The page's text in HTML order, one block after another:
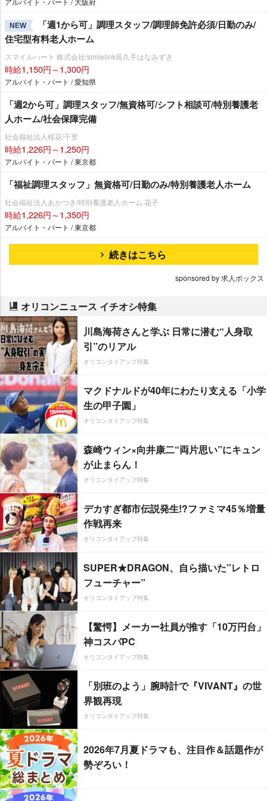
NEW
「週1から可」調理スタッフ/調理師免許必須/日勤のみ/
住宅型有料老人ホーム
スマイルハート 株式会社/smilelink長久手はなみずき
時給1,150円～1,300円
アルバイト・パート / 愛知県
「週2から可」調理スタッフ/無資格可/シフト相談可/特別養護老
人ホーム/社会保障完備
社会福祉法人桜花/千里
時給1,226円～1,250円
アルバイト・パート / 東京都
「福祉調理スタッフ」無資格可/日勤のみ/特別養護老人ホーム
社会福祉法人あかつき/特別養護老人ホーム 花子
時給1,226円～1,350円
アルバイト・パート / 東京都
続きはこちら
sponsored by 求人ボックス
オリコンニュース イチオシ特集
川島海荷さんと学ぶ 日常に潜む“人身取
引”のリアル
オリコンタイアップ特集
マクドナルドが40年にわたり支える「小学
生の甲子園」
オリコンタイアップ特集
森崎ウィン×向井康二“両片思い”にキュン
が止まらん！
オリコンタイアップ特集
デカすぎ都市伝説発生!?ファミマ45％増量
作戦再来
オリコンタイアップ特集
SUPER★DRAGON、自ら描いた”レトロ
フューチャー”
オリコンタイアップ特集
【驚愕】メーカー社員が推す「10万円台」
神コスパPC
オリコンタイアップ特集
「別班のよう」腕時計で『VIVANT』の世
界観再現
オリコンタイアップ特集
2026年7月夏ドラマも、注目作＆話題作が
勢ぞろい！